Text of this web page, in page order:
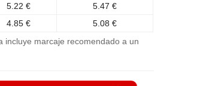
5.22 €
5.47 €
4.85 € 5.08 €
incluye marcaje recomendado a un